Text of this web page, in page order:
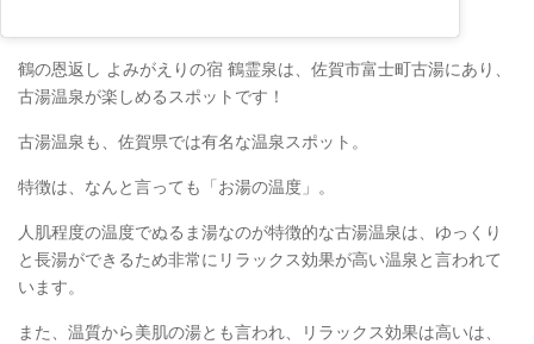
鶴の恩返し よみがえりの宿 鶴霊泉は、佐賀市富士町古湯にあり、
古湯温泉が楽しめるスポットです！
古湯温泉も、佐賀県では有名な温泉スポット。
特徴は、なんと言っても「お湯の温度」。
人肌程度の温度でぬるま湯なのが特徴的な古湯温泉は、ゆっくり
と長湯ができるため非常にリラックス効果が高い温泉と言われて
います。
また、温質から美肌の湯とも言われ、リラックス効果は高いは、